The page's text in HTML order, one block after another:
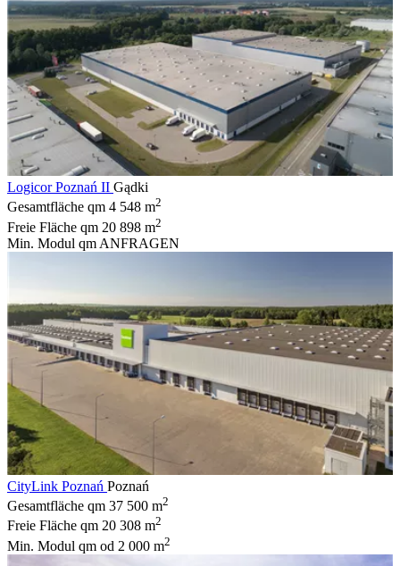
Logicor Poznań II Gądki
Gesamtfläche qm 4 548 m2
Freie Fläche qm 20 898 m2
Min. Modul qm ANFRAGEN
CityLink Poznań Poznań
Gesamtfläche qm 37 500 m2
Freie Fläche qm 20 308 m2
Min. Modul qm od 2 000 m2